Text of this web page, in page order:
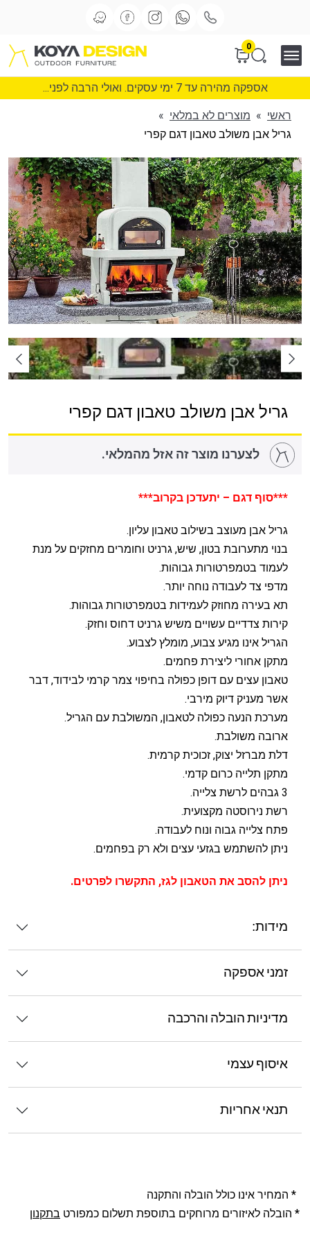
0
אספקה מהירה עד 7 ימי עסקים. ואולי הרבה לפני...
ראשי » מוצרים לא במלאי »
גריל אבן משולב טאבון דגם קפרי
גריל אבן משולב טאבון דגם קפרי
לצערנו מוצר זה אזל מהמלאי.
***סוף דגם – יתעדכן בקרוב***
גריל אבן מעוצב בשילוב טאבון עליון.
בנוי מתערובת בטון, שיש, גרניט וחומרים מחזקים על מנת
לעמוד בטמפרטורות גבוהות.
מדפי צד לעבודה נוחה יותר.
תא בעירה מחוזק לעמידות בטמפרטורות גבוהות.
קירות צדדיים עשויים משיש גרניט דחוס וחזק.
הגריל אינו מגיע צבוע, מומלץ לצבוע.
מתקן אחורי ליצירת פחמים.
טאבון עצים עם דופן כפולה בחיפוי צמר קרמי לבידוד, דבר
אשר מעניק דיוק מירבי.
מערכת הנעה כפולה לטאבון, המשולבת עם הגריל.
ארובה משולבת.
דלת מברזל יצוק, זכוכית קרמית.
מתקן תלייה כרום קדמי.
3 גבהים לרשת צלייה.
רשת נירוסטה מקצועית.
פתח צלייה גבוה ונוח לעבודה.
ניתן להשתמש בגזעי עצים ולא רק בפחמים.
ניתן להסב את הטאבון לגז, התקשרו לפרטים.
מידות:
זמני אספקה
מדיניות הובלה והרכבה
איסוף עצמי
תנאי אחריות
* המחיר אינו כולל הובלה והתקנה
* הובלה לאיזורים מרוחקים בתוספת תשלום כמפורט בתקנון